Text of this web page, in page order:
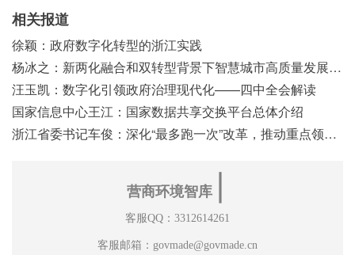
相关报道
徐颖：政府数字化转型的浙江实践
杨冰之：新两化融合和双转型背景下智慧城市高质量发展之浅见
汪玉凯：数字化引领政府治理现代化——四中全会解读
国家信息中心王江：国家数据共享交换平台总体介绍
浙江省委书记车俊：深化“最多跑一次”改革，推动重点领域改革
营商环境智库
客服QQ：3312614261
客服邮箱：govmade@govmade.cn